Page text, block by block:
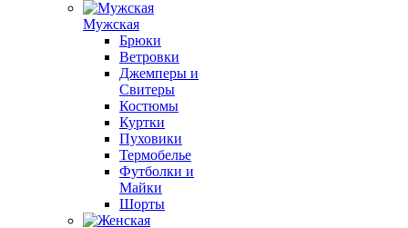
Мужская
Брюки
Ветровки
Джемперы и
Свитеры
Костюмы
Куртки
Пуховики
Термобелье
Футболки и
Майки
Шорты